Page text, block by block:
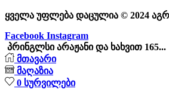
ყველა უფლება დაცულია © 2024
Facebook Instagram
პრინგლსი არაჟანი და ხახვით 165...
მთავარი
მაღაზია
0 სურვილები